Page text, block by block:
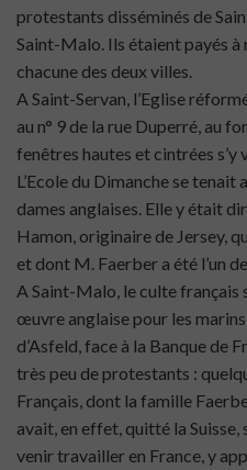
protestants disséminés de
Saint-Malo. Ils étaient payés
chacune des deux villes.
A Saint-Servan, l’Eglise
au n° 9 de la rue Duperré, au
fenêtres hautes et cintrées s’y
L’Ecole du Dimanche se
dames anglaises. Elle y était
Hamon, originaire de Jersey,
et dont M. Faerber a été l’un
A Saint-Malo, le culte français
œuvre anglaise pour les
d’Asfeld, face à la Banque de
très peu de protestants :
Français, dont la famille
avait, en effet, quitté la
venir travailler en France, y